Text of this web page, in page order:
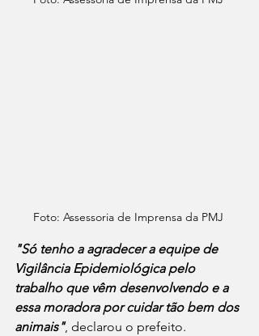
Foto: Assessoria de Imprensa da PMJ
"Só tenho a agradecer a equipe de
Vigilância Epidemiológica pelo
trabalho que vêm desenvolvendo e a
essa moradora por cuidar tão bem dos
animais", declarou o prefeito.